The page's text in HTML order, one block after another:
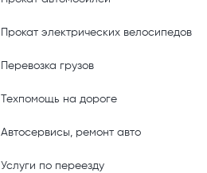
Прокат электрических велосипедов
Перевозка грузов
Техпомощь на дороге
Автосервисы, ремонт авто
Услуги по переезду